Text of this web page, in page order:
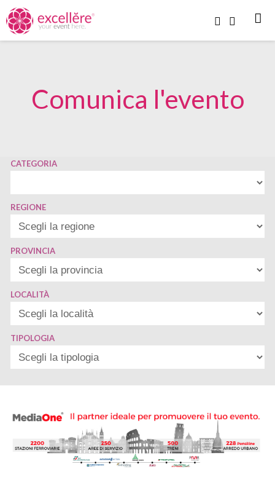
Comunica l'evento
CATEGORIA
REGIONE
PROVINCIA
LOCALITÀ
TIPOLOGIA